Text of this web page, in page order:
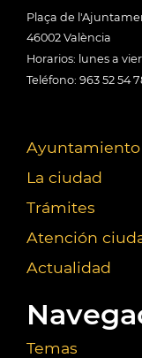
Plaça de
46002 València
Horarios: lunes a
Teléfono: 963 52 54
Ayuntamiento
La ciudad
Trámites
Atención
Actualidad
Temas